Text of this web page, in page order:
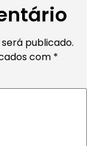
publicado.
com *